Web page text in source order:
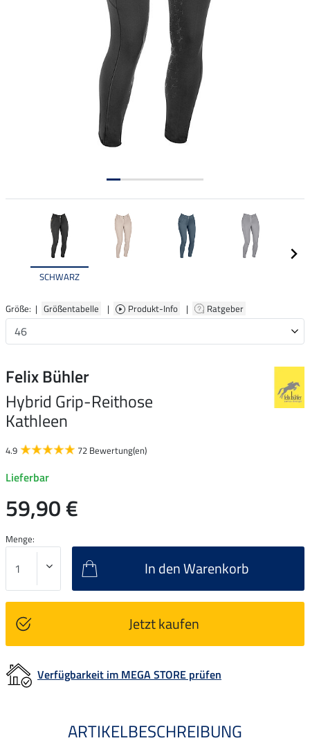
SCHWARZ
Größe: | Größentabelle | Produkt-Info | Ratgeber
Felix Bühler
Hybrid Grip-Reithose
Kathleen
4.9 72 Bewertung(en)
Lieferbar
59,90 €
Menge:
In den Warenkorb
Jetzt kaufen
Verfügbarkeit im MEGA STORE prüfen
ARTIKELBESCHREIBUNG